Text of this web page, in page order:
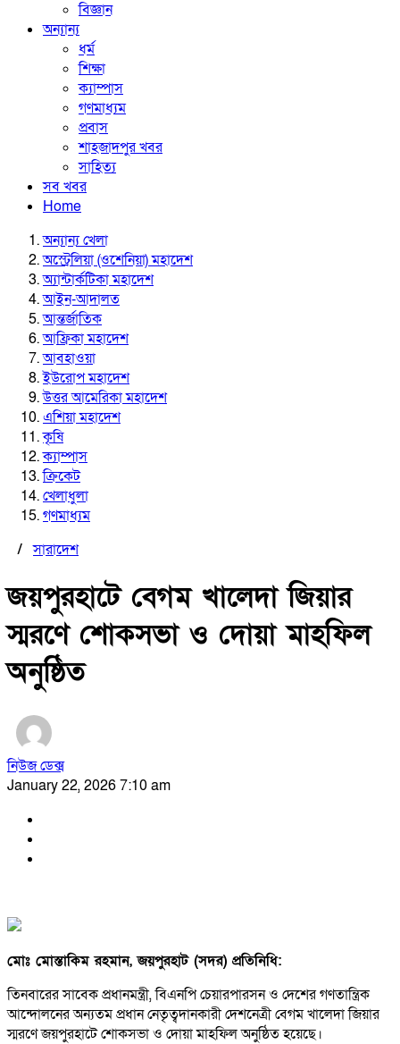
বিজ্ঞান
অন্যান্য
ধর্ম
শিক্ষা
ক্যাম্পাস
গণমাধ্যম
প্রবাস
শাহজাদপুর খবর
সাহিত্য
সব খবর
Home
অন্যান্য খেলা
অস্ট্রেলিয়া (ওশেনিয়া) মহাদেশ
অ্যান্টার্কটিকা মহাদেশ
আইন-আদালত
আন্তর্জাতিক
আফ্রিকা মহাদেশ
আবহাওয়া
ইউরোপ মহাদেশ
উত্তর আমেরিকা মহাদেশ
এশিয়া মহাদেশ
কৃষি
ক্যাম্পাস
ক্রিকেট
খেলাধুলা
গণমাধ্যম
/সারাদেশ
জয়পুরহাটে বেগম খালেদা জিয়ার
স্মরণে শোকসভা ও দোয়া মাহফিল
অনুষ্ঠিত
নিউজ ডেক্স
January 22, 2026 7:10 am
মোঃ মোস্তাকিম রহমান, জয়পুরহাট (সদর) প্রতিনিধি:
তিনবারের সাবেক প্রধানমন্ত্রী, বিএনপি চেয়ারপারসন ও দেশের গণতান্ত্রিক
আন্দোলনের অন্যতম প্রধান নেতৃত্বদানকারী দেশনেত্রী বেগম খালেদা জিয়ার
স্মরণে জয়পুরহাটে শোকসভা ও দোয়া মাহফিল অনুষ্ঠিত হয়েছে।